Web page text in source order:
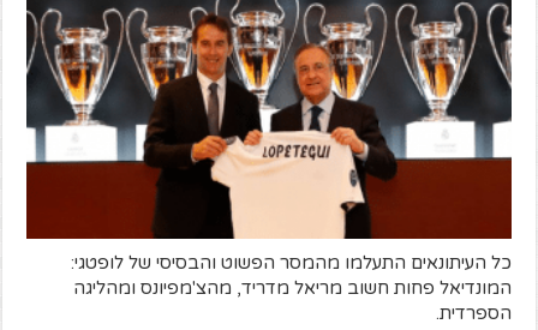
כל העיתונאים התעלמו מהמסר הפשוט והבסיסי של לופטגי:
המונדיאל פחות חשוב מריאל מדריד, מהצ'מפיונס ומהליגה
הספרדית.